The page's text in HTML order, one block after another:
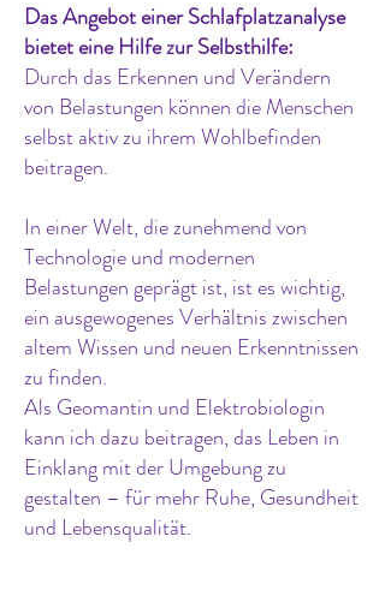
Das Angebot einer Schlafplatzanalyse
bietet eine Hilfe zur Selbsthilfe:
Durch das Erkennen und Verändern
von Belastungen können die Menschen
selbst aktiv zu ihrem Wohlbefinden
beitragen.
In einer Welt, die zunehmend von
Technologie und modernen
Belastungen geprägt ist, ist es wichtig,
ein ausgewogenes Verhältnis zwischen
altem Wissen und neuen Erkenntnissen
zu finden.
Als Geomantin und Elektrobiologin
kann ich dazu beitragen, das Leben in
Einklang mit der Umgebung zu
gestalten – für mehr Ruhe, Gesundheit
und Lebensqualität.